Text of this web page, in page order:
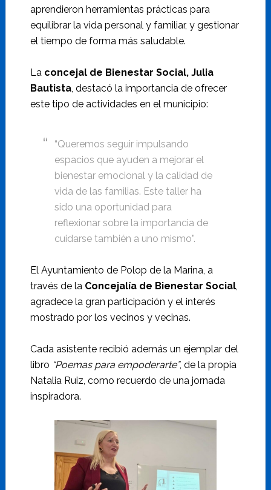
aprendieron herramientas prácticas para
equilibrar la vida personal y familiar, y gestionar
el tiempo de forma más saludable.
La concejal de Bienestar Social, Julia
Bautista, destacó la importancia de ofrecer
este tipo de actividades en el municipio:
“Queremos seguir impulsando
espacios que ayuden a mejorar el
bienestar emocional y la calidad de
vida de las familias. Este taller ha
sido una oportunidad para
reflexionar sobre la importancia de
cuidarse también a uno mismo”.
El Ayuntamiento de Polop de la Marina, a
través de la Concejalía de Bienestar Social,
agradece la gran participación y el interés
mostrado por los vecinos y vecinas.
Cada asistente recibió además un ejemplar del
libro “Poemas para empoderarte”, de la propia
Natalia Ruiz, como recuerdo de una jornada
inspiradora.